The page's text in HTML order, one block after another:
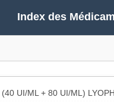
Index des
UI/ML + 80 UI/ML)